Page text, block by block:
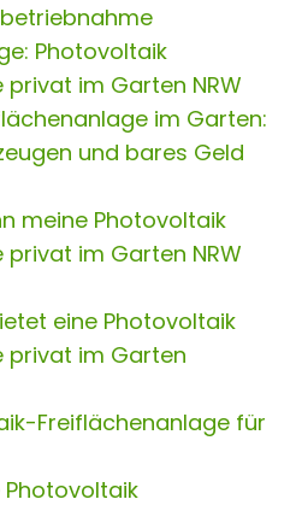
Photovoltaik
im Garten NRW
im Garten:
und bares Geld
meine Photovoltaik
im Garten NRW
eine Photovoltaik
privat im Garten
Freiflächenanlage für